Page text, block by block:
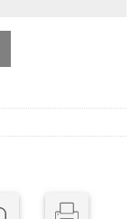
1FT số lượng